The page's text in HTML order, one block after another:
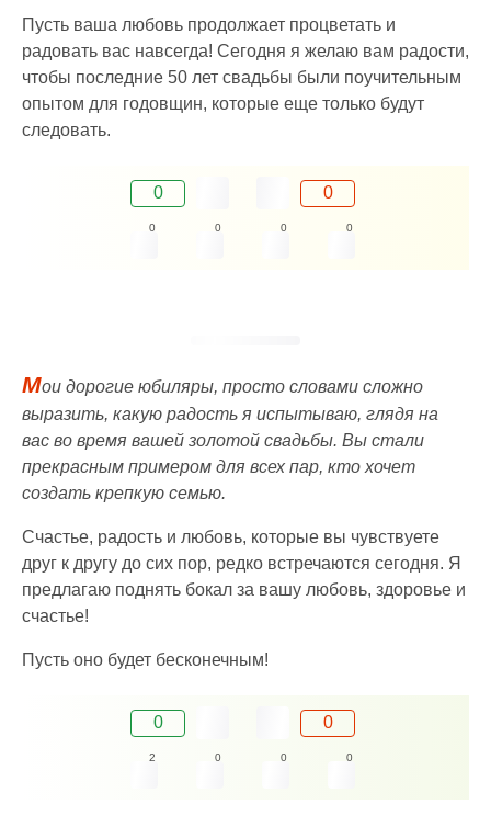
Пусть ваша любовь продолжает процветать и
радовать вас навсегда! Сегодня я желаю вам радости,
чтобы последние 50 лет свадьбы были поучительным
опытом для годовщин, которые еще только будут
следовать.
0 0
0 0 0 0
Мои дорогие юбиляры, просто словами сложно
выразить, какую радость я испытываю, глядя на
вас во время вашей золотой свадьбы. Вы стали
прекрасным примером для всех пар, кто хочет
создать крепкую семью.
Счастье, радость и любовь, которые вы чувствуете
друг к другу до сих пор, редко встречаются сегодня. Я
предлагаю поднять бокал за вашу любовь, здоровье и
счастье!
Пусть оно будет бесконечным!
0 0
2 0 0 0